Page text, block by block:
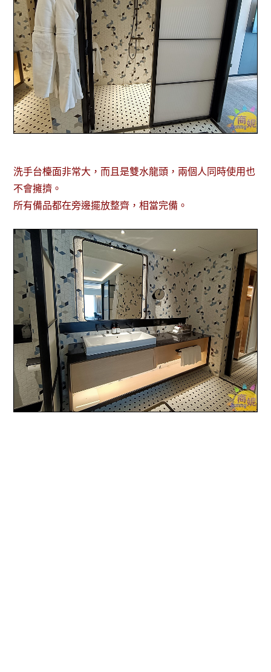
洗手台檯面非常大，而且是雙水龍頭，兩個人同時使用也
不會擁擠。
所有備品都在旁邊擺放整齊，相當完備。